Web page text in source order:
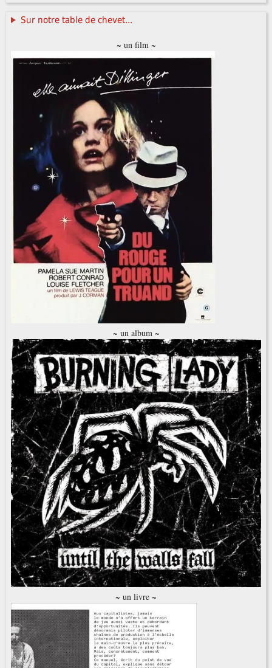
Sur notre table de chevet...
~ un film ~
~ un album ~
~ un livre ~